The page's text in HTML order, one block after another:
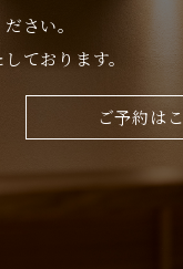
さい。
ております。
ご予約は